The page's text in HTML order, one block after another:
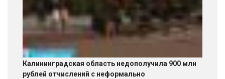
Калининградская область недополучила 900 млн
рублей отчислений с неформально